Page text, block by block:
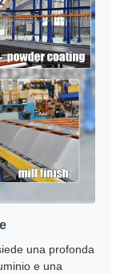
una profonda
e una